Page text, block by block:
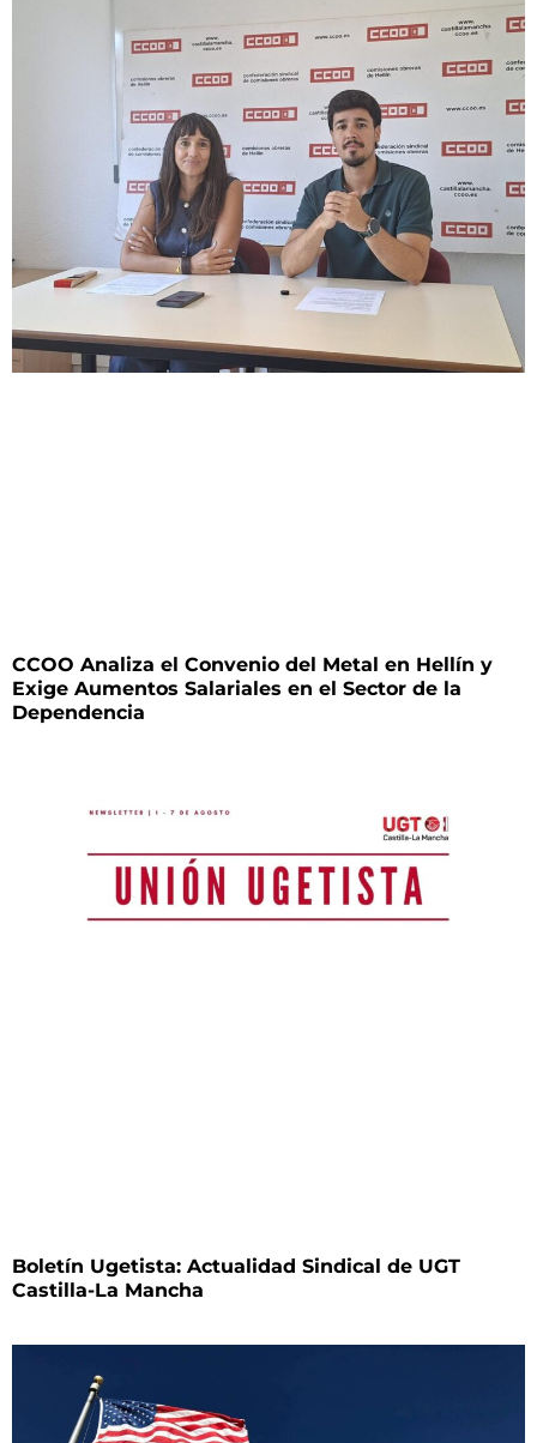
CCOO Analiza el Convenio del Metal en Hellín y
Exige Aumentos Salariales en el Sector de la
Dependencia
Boletín Ugetista: Actualidad Sindical de UGT
Castilla-La Mancha